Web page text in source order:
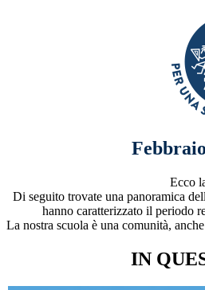
Ecco
Di seguito trovate una panoramica
hanno caratterizzato il periodo
La nostra scuola è una comunità,
IN